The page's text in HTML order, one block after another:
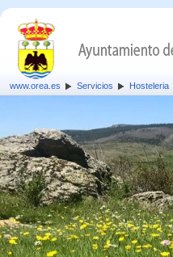
www.orea.es Servicios Hosteleria